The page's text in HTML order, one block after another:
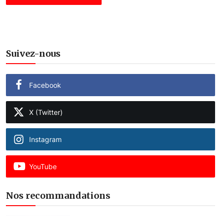
Suivez-nous
Facebook
X (Twitter)
Instagram
YouTube
Nos recommandations